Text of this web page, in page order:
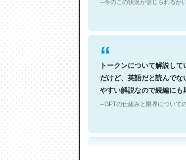
トークンについて解説し
だけど、英語だと読んで
やすい解説なので続編にも
─GPTの仕組みと限界について